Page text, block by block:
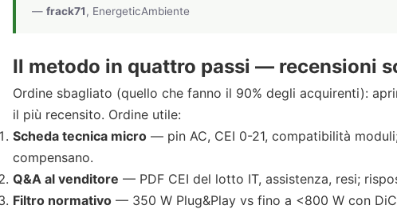
— frack71, EnergeticAmbiente
Il metodo in quattro passi — recensioni
Ordine sbagliato (quello che fanno il 90% degli acquirenti):
il più recensito. Ordine utile:
Scheda tecnica micro — pin AC, CEI 0-21, compatibilità
compensano.
Q&A al venditore — PDF CEI del lotto IT, assistenza, resi;
Filtro normativo — 350 W Plug&Play vs fino a <800 W con